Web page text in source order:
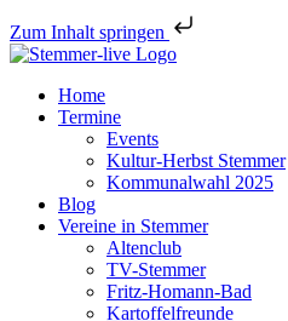
Zum Inhalt springen
Home
Termine
Events
Kultur-Herbst Stemmer
Kommunalwahl 2025
Blog
Vereine in Stemmer
Altenclub
TV-Stemmer
Fritz-Homann-Bad
Kartoffelfreunde